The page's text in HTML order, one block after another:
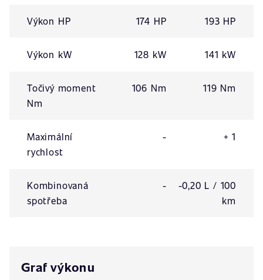
Výkon HP 174 HP 193 HP
Výkon kW 128 kW 141 kW
Točivý moment
Nm
106 Nm 119 Nm
Maximální
rychlost
- + 1
Kombinovaná
spotřeba
-
-0,20 L / 100
km
Graf výkonu